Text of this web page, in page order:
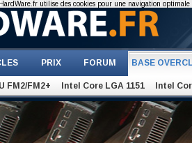
PRIX FORUM BASE
FM2/FM2+ Intel Core LGA 1151 Intel
HardWare.fr utilise des cookies pour une navigation